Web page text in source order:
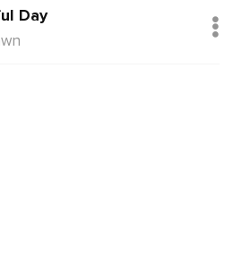
Day